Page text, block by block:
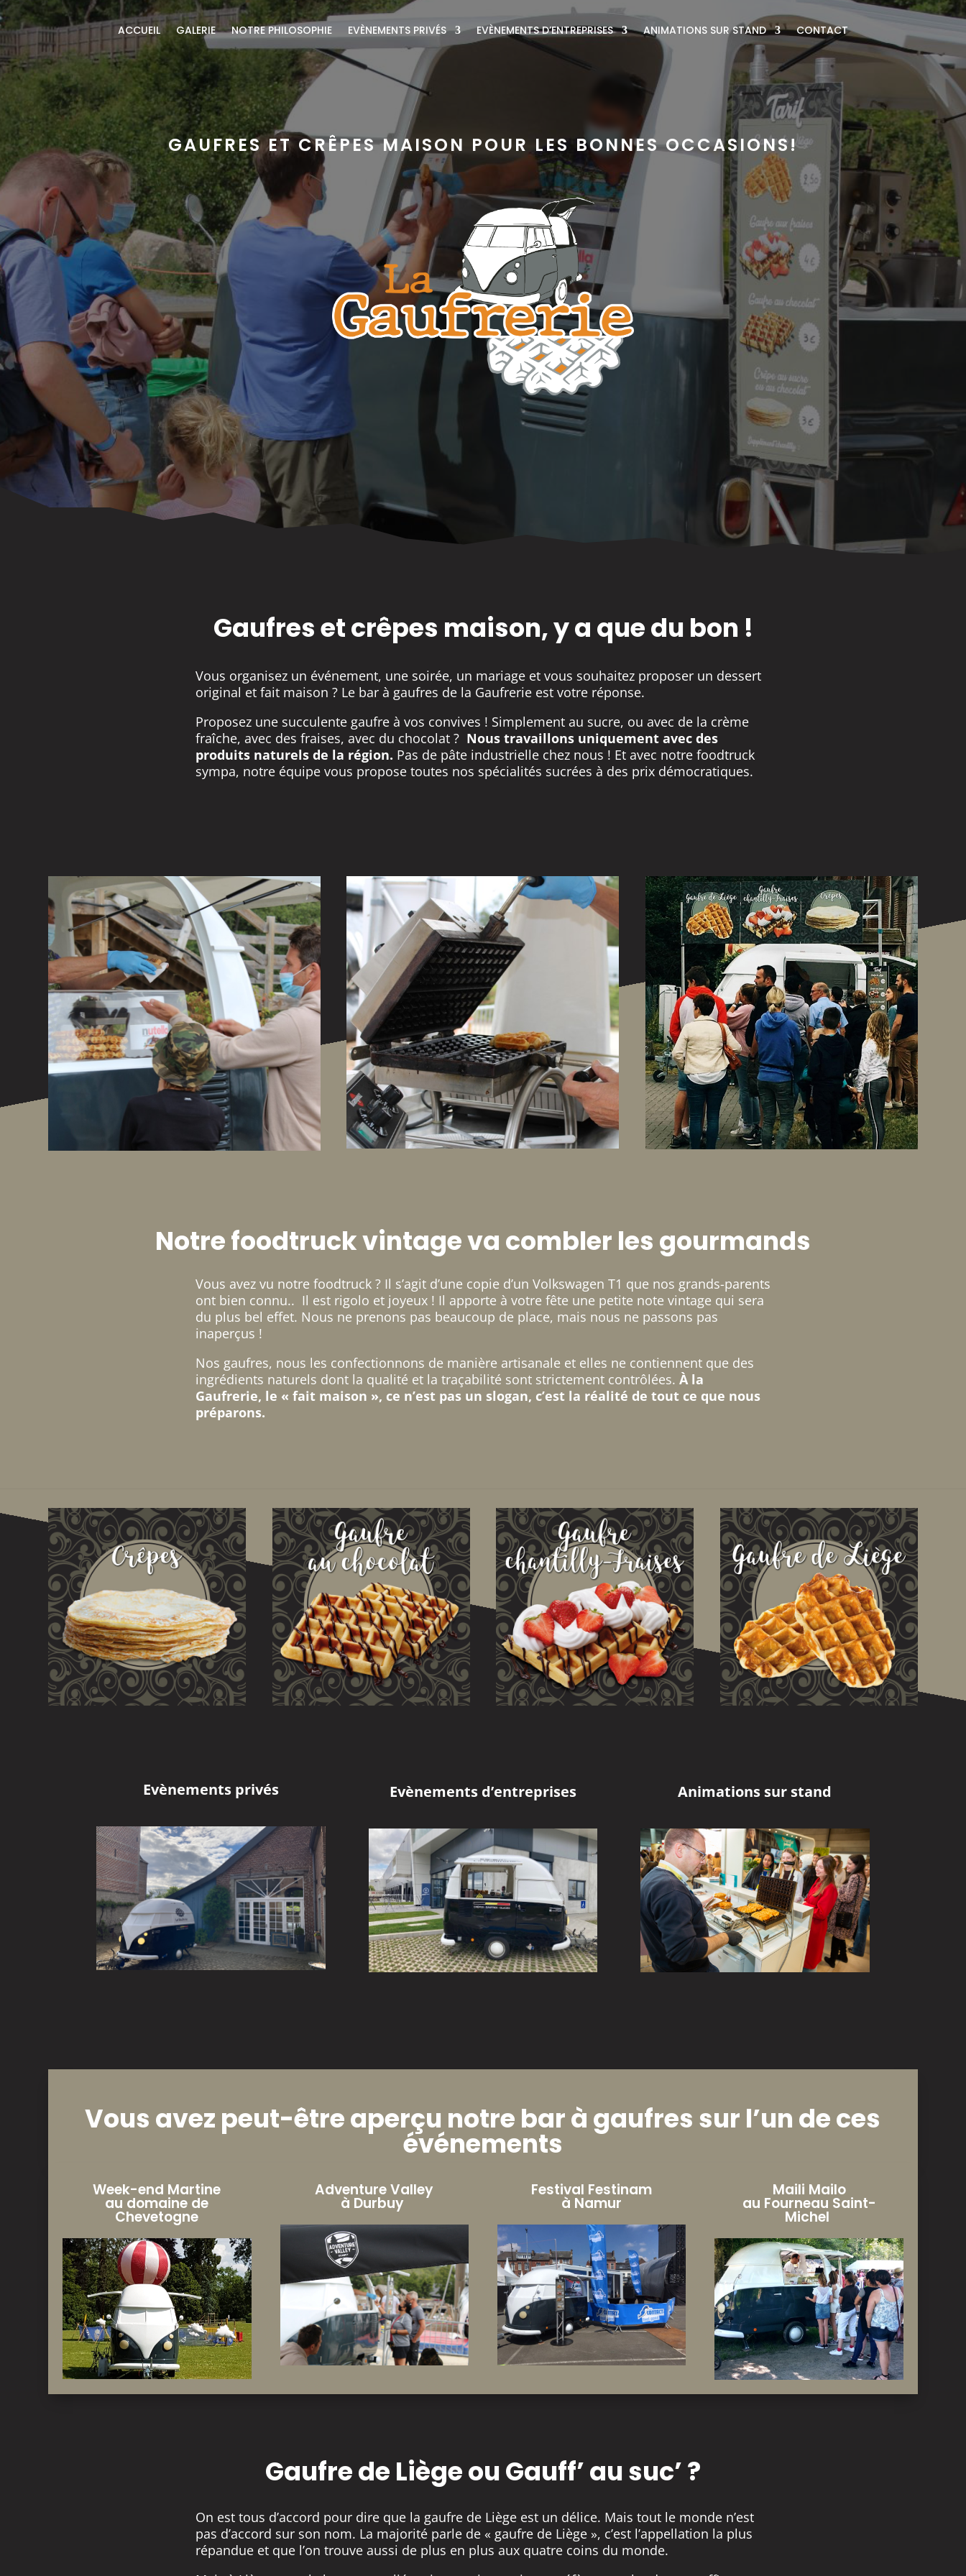
ACCUEIL GALERIE NOTRE PHILOSOPHIE EVÈNEMENTS PRIVÉS EVÈNEMENTS D’ENTREPRISES ANIMATIONS SUR STAND CONTACT
GAUFRES ET CRÊPES MAISON POUR LES BONNES OCCASIONS!
Gaufres et crêpes maison, y a que du bon !
Vous organisez un événement, une soirée, un mariage et vous souhaitez proposer un dessert
original et fait maison ? Le bar à gaufres de la Gaufrerie est votre réponse.
Proposez une succulente gaufre à vos convives ! Simplement au sucre, ou avec de la crème
fraîche, avec des fraises, avec du chocolat ? Nous travaillons uniquement avec des
produits naturels de la région. Pas de pâte industrielle chez nous ! Et avec notre foodtruck
sympa, notre équipe vous propose toutes nos spécialités sucrées à des prix démocratiques.
Notre foodtruck vintage va combler les gourmands
Vous avez vu notre foodtruck ? Il s’agit d’une copie d’un Volkswagen T1 que nos grands-parents
ont bien connu.. Il est rigolo et joyeux ! Il apporte à votre fête une petite note vintage qui sera
du plus bel effet. Nous ne prenons pas beaucoup de place, mais nous ne passons pas
inaperçus !
Nos gaufres, nous les confectionnons de manière artisanale et elles ne contiennent que des
ingrédients naturels dont la qualité et la traçabilité sont strictement contrôlées. À la
Gaufrerie, le « fait maison », ce n’est pas un slogan, c’est la réalité de tout ce que nous
préparons.
Evènements privés Evènements d’entreprises Animations sur stand
Vous avez peut-être aperçu notre bar à gaufres sur l’un de ces
événements
Week-end Martine
au domaine de
Chevetogne
Adventure Valley
à Durbuy
Festival Festinam
à Namur
Maili Mailo
au Fourneau Saint-
Michel
Gaufre de Liège ou Gauff’ au suc’ ?
On est tous d’accord pour dire que la gaufre de Liège est un délice. Mais tout le monde n’est
pas d’accord sur son nom. La majorité parle de « gaufre de Liège », c’est l’appellation la plus
répandue et que l’on trouve aussi de plus en plus aux quatre coins du monde.